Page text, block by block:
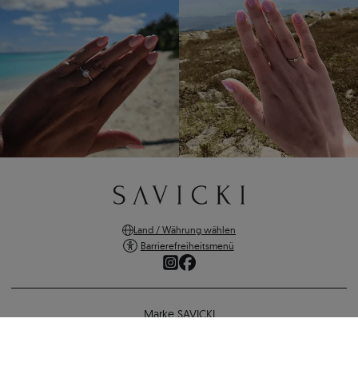
Land / Währung wählen
Barrierefreiheitsmenü
Marke SAVICKI